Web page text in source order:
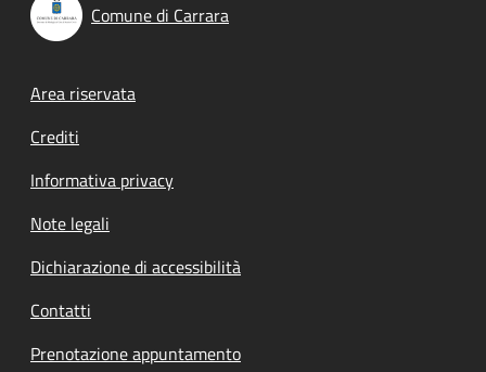
Comune di Carrara
Footer menu
Area riservata
Crediti
Informativa privacy
Note legali
Dichiarazione di accessibilità
Contatti
Prenotazione appuntamento